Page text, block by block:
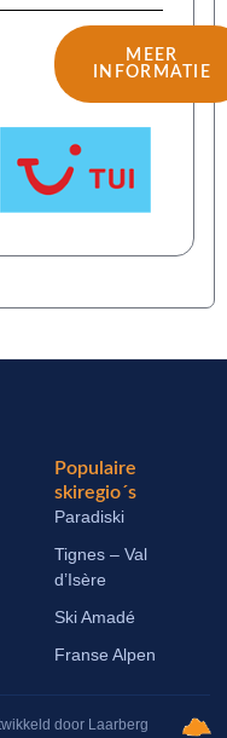
MEER
INFORMATIE
Populaire
skiregio´s
Paradiski
Tignes – Val
d’Isère
Ski Amadé
Franse Alpen
door Laarberg